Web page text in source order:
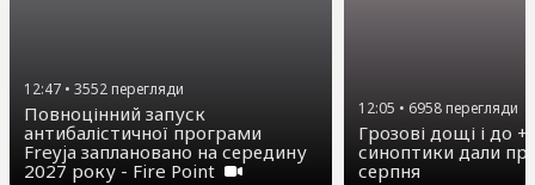
12:47 • 3552 перегляди
Повноцінний запуск
антибалістичної програми
Freyja заплановано на середину
2027 року - Fire Point
12:05 • 6958перегляди
Грозові дощі і до
синоптики дали
серпня